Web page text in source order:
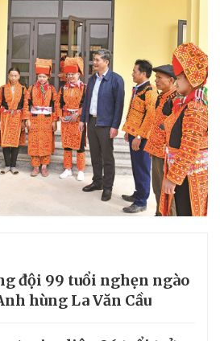
đội 99 tuổi nghẹn ngào
hùng La Văn Cầu